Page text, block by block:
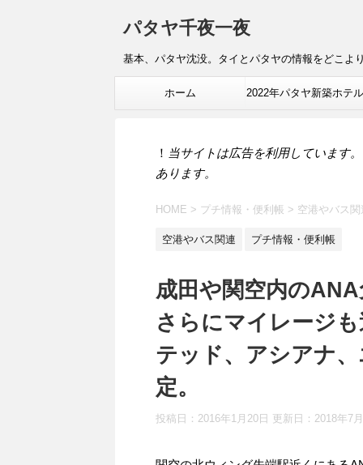
パタヤ千夜一夜
基本、パタヤ沈没。タイとパタヤの情報をどこよ
ホーム 2022年パタヤ新築ホテ
！ 当サイトは広告を利用しています
あります。
HOME > プチ情報・便利帳 > 空港やバス関
空港やバス関連 プチ情報・便利帳
成田や関空内の
さらにマイレージ
テッド、アシアナ
定。
投稿日：2016年1月20日 更新日： 2018年7